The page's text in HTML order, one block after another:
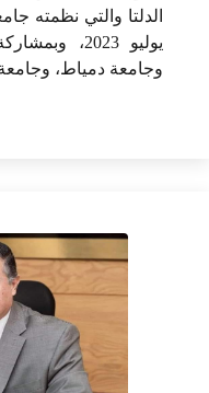
وجامعة دمياط، وجامعة